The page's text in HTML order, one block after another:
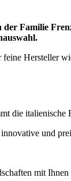
Familie
Hersteller
die italienische
und
mit